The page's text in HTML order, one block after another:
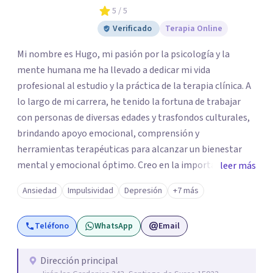
5 / 5
Verificado
Terapia Online
Mi nombre es Hugo, mi pasión por la psicología y la
mente humana me ha llevado a dedicar mi vida
profesional al estudio y la práctica de la terapia clínica. A
lo largo de mi carrera, he tenido la fortuna de trabajar
con personas de diversas edades y trasfondos culturales,
brindando apoyo emocional, comprensión y
herramientas terapéuticas para alcanzar un bienestar
mental y emocional óptimo. Creo en la importancia de
abordar a cada individuo de manera integral,
reconociendo la conexión entre mente, cuerpo y espíritu
en el proceso de sanación. Mi compromiso con el
bienestar de mis actientes es inquebrantable, y estoy en
conocimientos para seguir enriqueciendo mi práctica
leer más
Ansiedad Impulsividad Depresión +7 más
Teléfono WhatsApp Email
Dirección principal